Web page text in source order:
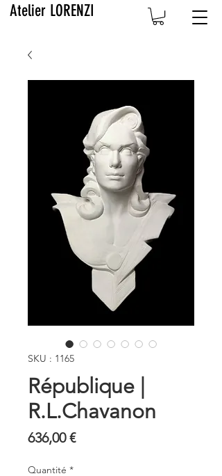
Atelier LORENZI
SKU : 1165
République |
R.L.Chavanon
636,00 €Prix
Quantité *